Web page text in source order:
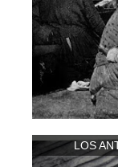
LOS